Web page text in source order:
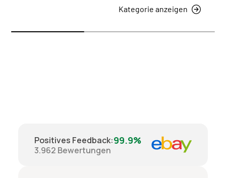
Kategorie anzeigen
Positives Feedback:99.9%
3.962 Bewertungen